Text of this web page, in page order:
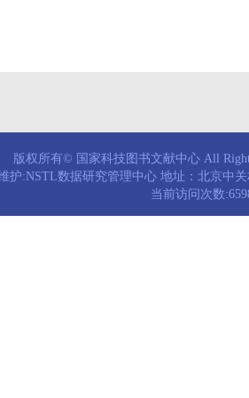
版权所有© 国家科技图书文献中心 All Right
护:NSTL数据研究管理中心 地址：北京中
当前访问次数